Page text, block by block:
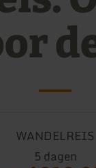
WANDELREIS
5 dagen